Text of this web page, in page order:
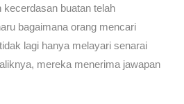
buatan telah
bagaimana orang mencari
lagi hanya melayari senarai
mereka menerima jawapan